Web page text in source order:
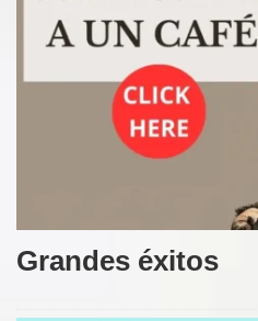
Grandes éxitos